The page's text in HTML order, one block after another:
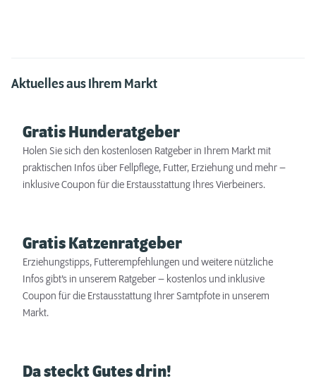
Aktuelles aus Ihrem Markt
Gratis Hunderatgeber
Holen Sie sich den kostenlosen Ratgeber in Ihrem Markt mit
praktischen Infos über Fellpflege, Futter, Erziehung und mehr –
inklusive Coupon für die Erstausstattung Ihres Vierbeiners.
Gratis Katzenratgeber
Erziehungstipps, Futterempfehlungen und weitere nützliche
Infos gibt’s in unserem Ratgeber – kostenlos und inklusive
Coupon für die Erstausstattung Ihrer Samtpfote in unserem
Markt.
Da steckt Gutes drin!